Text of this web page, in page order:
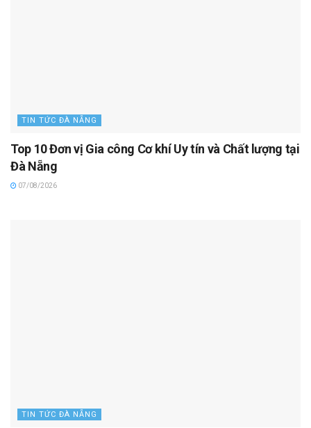
TIN TỨC ĐÀ NẴNG
Top 10 Đơn vị Gia công Cơ khí Uy tín và Chất lượng tại
Đà Nẵng
07/08/2026
TIN TỨC ĐÀ NẴNG